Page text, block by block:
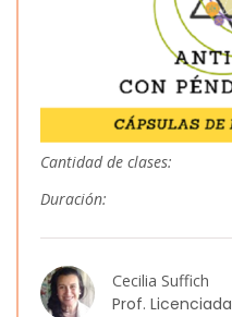
Cantidad de clases:
Duración:
Cecilia Suffich
Prof. Licenciada